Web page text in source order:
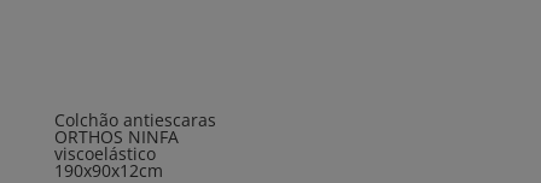
Colchão antiescaras
ORTHOS NINFA
viscoelástico
190x90x12cm